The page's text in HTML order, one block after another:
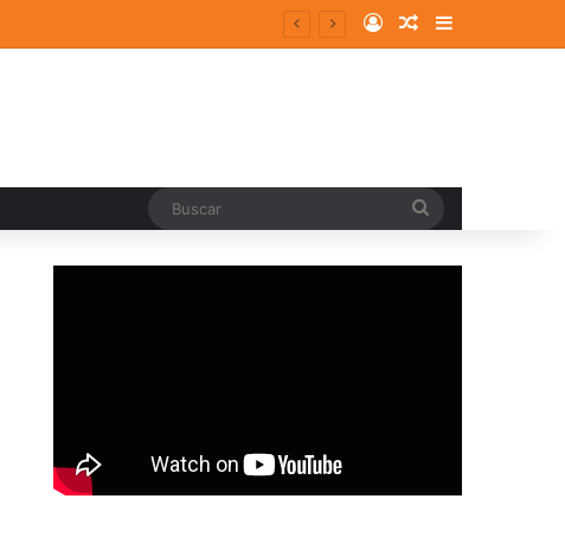
Log InRandom Article
Sidebar